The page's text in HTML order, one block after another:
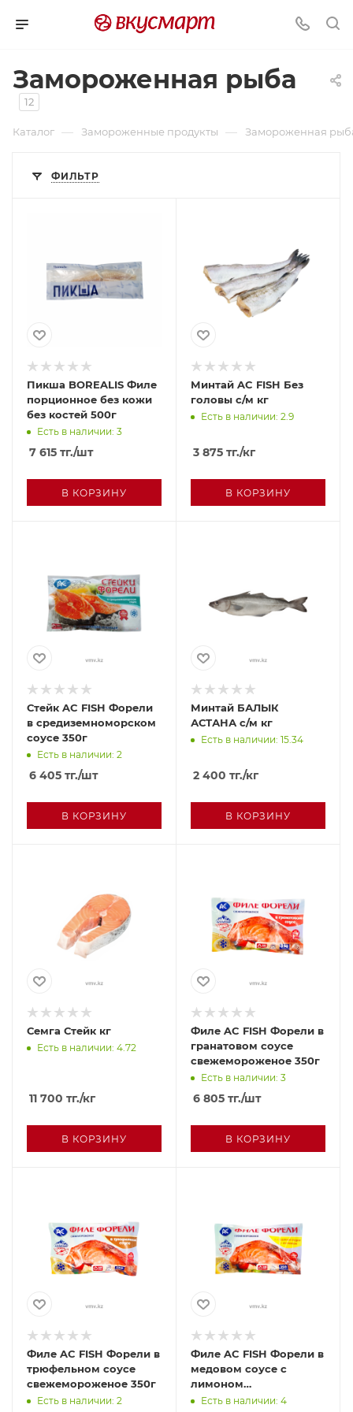
Замороженная рыба
12
Каталог — Замороженные продукты — Замороженная
ФИЛЬТР
Пикша BOREALIS Филе
порционное без кожи
без костей 500г
Есть в наличии: 3
7 615 тг./шт
В КОРЗИНУ
Минтай AC FISH Без
головы с/м кг
Есть в наличии: 2.9
3 875 тг./кг
В КОРЗИНУ
Стейк AC FISH Форели
в средиземноморском
соусе 350г
Есть в наличии: 2
6 405 тг./шт
В КОРЗИНУ
Минтай БАЛЫК
АСТАНА с/м кг
Есть в наличии: 15.34
2 400 тг./кг
В КОРЗИНУ
Семга Стейк кг
Есть в наличии: 4.72
11 700 тг./кг
В КОРЗИНУ
Филе AC FISH Форели в
гранатовом соусе
свежемороженое 350г
Есть в наличии: 3
6 805 тг./шт
В КОРЗИНУ
Филе AC FISH Форели в
трюфельном соусе
свежемороженое 350г
Есть в наличии: 2
Филе AC FISH Форели в
медовом соусе с
лимоном
свежемороженое 350г
Есть в наличии: 4